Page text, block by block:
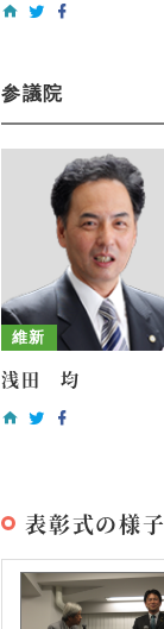
参議院
維新
浅田 均
表彰式の様子